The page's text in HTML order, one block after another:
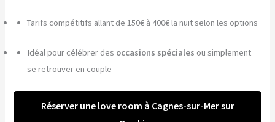
Tarifs compétitifs allant de 150€ à 400€ la nuit selon les options
Idéal pour célébrer des occasions spéciales ou simplement
se retrouver en couple
Réserver une love room à Cagnes-sur-Mer sur